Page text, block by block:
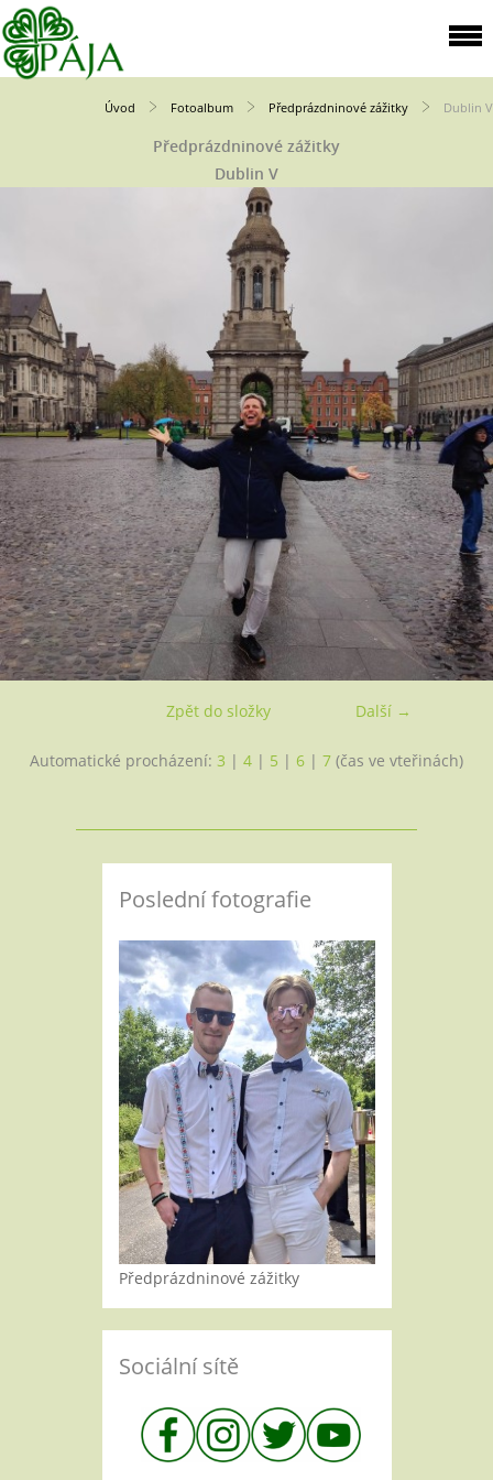
Úvod Fotoalbum Předprázdninové zážitky Dublin V
Předprázdninové zážitky
Dublin V
Další →
Zpět do složky
Automatické procházení: 3 | 4 | 5 | 6 | 7 (čas ve vteřinách)
Poslední fotografie
Předprázdninové zážitky
Sociální sítě